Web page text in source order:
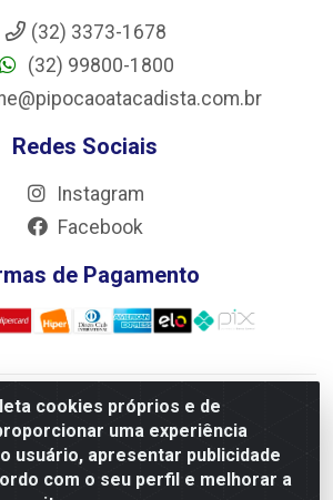
cookies próprios e de
uma experiência
usuário, apresentar publicidade
com o seu perfil e melhorar a
(32) 3373-1678
(32) 99800-1800
Redes Sociais
Instagram
Facebook
de Pagamento
e Logística LTDA - Rua Antônio do
70, Vila Nossa Senhora de Fatima - São
36305-334 - CNPJ 66.194.085/0001-
02